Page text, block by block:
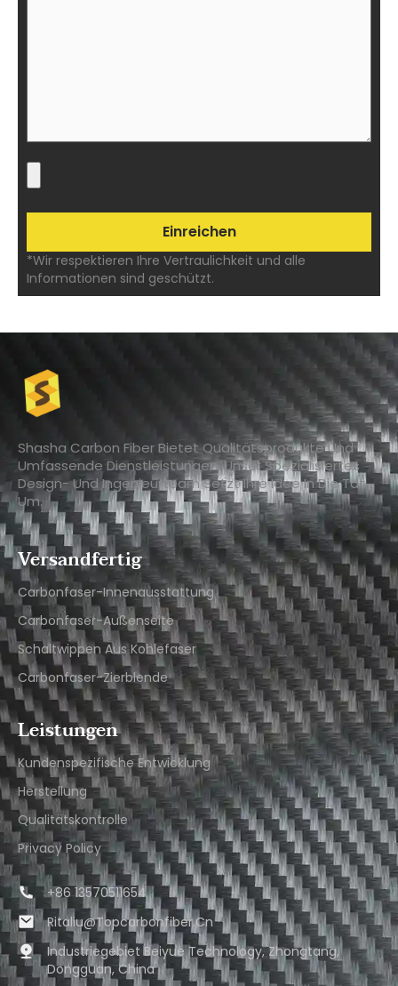
*Wir respektieren Ihre Vertraulichkeit und alle
Informationen sind geschützt.
Shasha Carbon Fiber Bietet Qualitätsprodukte Und
Umfassende Dienstleistungen. Unser Spezialisiertes
Design- Und Ingenieurteam Setzt Ihre Idee In Die Tat
Um.
Versandfertig
Carbonfaser-Innenausstattung
Carbonfaser-Außenseite
Schaltwippen Aus Kohlefaser
Carbonfaser-Zierblende
Leistungen
Kundenspezifische Entwicklung
Herstellung
Qualitätskontrolle
Privacy Policy
+86 13570511654
Ritaliu@topcarbonfiber.cn
Industriegebiet Beiyue Technology, Zhongtang,
Dongguan, China